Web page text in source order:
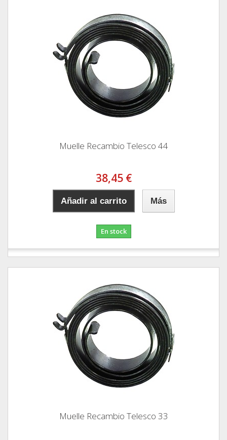
Muelle Recambio Telesco 44
38,45 €
Añadir al carrito Más
En stock
Muelle Recambio Telesco 33